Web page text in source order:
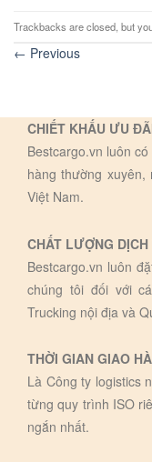
Trackbacks are closed, but
← Previous
CHIẾT KHẤU ƯU
Bestcargo.vn luôn
hàng thường
Việt Nam.
CHẤT LƯỢNG DỊCH
Bestcargo.vn luôn
chúng tôi đối với
Trucking nội địa và
THỜI GIAN GIAO
Là Công ty logistics
từng quy trình ISO
ngắn nhất.